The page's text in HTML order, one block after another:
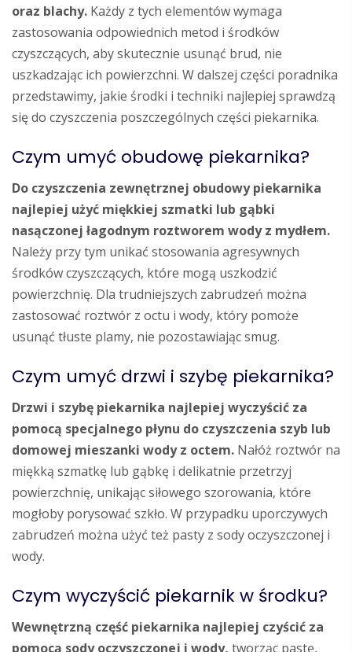
oraz blachy. Każdy z tych elementów wymaga
zastosowania odpowiednich metod i środków
czyszczących, aby skutecznie usunąć brud, nie
uszkadzając ich powierzchni. W dalszej części poradnika
przedstawimy, jakie środki i techniki najlepiej sprawdzą
się do czyszczenia poszczególnych części piekarnika.
Czym umyć obudowę piekarnika?
Do czyszczenia zewnętrznej obudowy piekarnika
najlepiej użyć miękkiej szmatki lub gąbki
nasączonej łagodnym roztworem wody z mydłem.
Należy przy tym unikać stosowania agresywnych
środków czyszczących, które mogą uszkodzić
powierzchnię. Dla trudniejszych zabrudzeń można
zastosować roztwór z octu i wody, który pomoże
usunąć tłuste plamy, nie pozostawiając smug.
Czym umyć drzwi i szybę piekarnika?
Drzwi i szybę piekarnika najlepiej wyczyścić za
pomocą specjalnego płynu do czyszczenia szyb lub
domowej mieszanki wody z octem. Nałóż roztwór na
miękką szmatkę lub gąbkę i delikatnie przetrzyj
powierzchnię, unikając siłowego szorowania, które
mogłoby porysować szkło. W przypadku uporczywych
zabrudzeń można użyć też pasty z sody oczyszczonej i
wody.
Czym wyczyścić piekarnik w środku?
Wewnętrzną część piekarnika najlepiej czyścić za
pomocą sody oczyszczonej i wody, tworząc pastę,